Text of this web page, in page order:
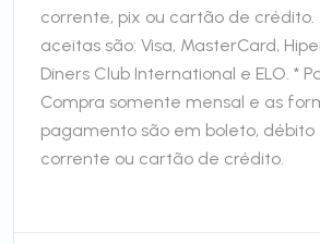
corrente, pix ou cartão de crédito.
aceitas são: Visa, MasterCard,
Diners Club International e ELO. *
Compra somente mensal e as
pagamento são em boleto,
corrente ou cartão de crédito.